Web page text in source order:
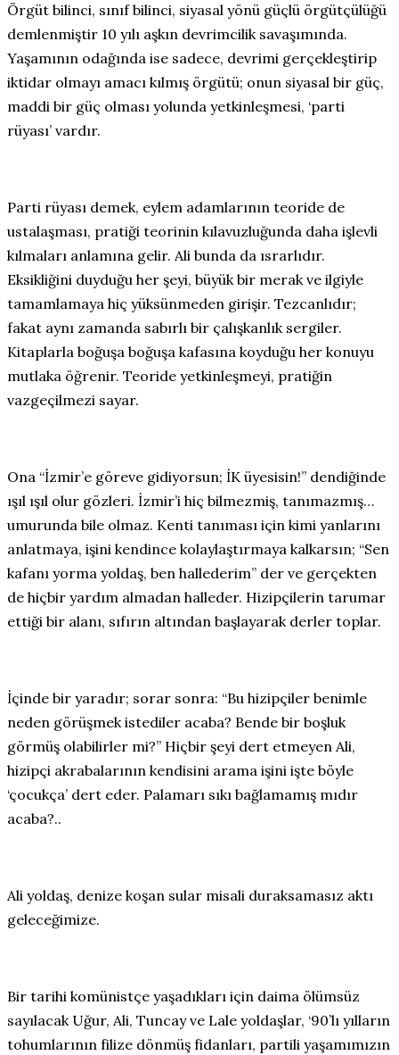
Örgüt bilinci, sınıf bilinci, siyasal yönü güçlü örgütçülüğü
demlenmiştir 10 yılı aşkın devrimcilik savaşımında.
Yaşamının odağında ise sadece, devrimi gerçekleştirip
iktidar olmayı amacı kılmış örgütü; onun siyasal bir güç,
maddi bir güç olması yolunda yetkinleşmesi, ‘parti
rüyası’ vardır.
Parti rüyası demek, eylem adamlarının teoride de
ustalaşması, pratiği teorinin kılavuzluğunda daha işlevli
kılmaları anlamına gelir. Ali bunda da ısrarlıdır.
Eksikliğini duyduğu her şeyi, büyük bir merak ve ilgiyle
tamamlamaya hiç yüksünmeden girişir. Tezcanlıdır;
fakat aynı zamanda sabırlı bir çalışkanlık sergiler.
Kitaplarla boğuşa boğuşa kafasına koyduğu her konuyu
mutlaka öğrenir. Teoride yetkinleşmeyi, pratiğin
vazgeçilmezi sayar.
Ona “İzmir’e göreve gidiyorsun; İK üyesisin!” dendiğinde
ışıl ışıl olur gözleri. İzmir’i hiç bilmezmiş, tanımazmış…
umurunda bile olmaz. Kenti tanıması için kimi yanlarını
anlatmaya, işini kendince kolaylaştırmaya kalkarsın; “Sen
kafanı yorma yoldaş, ben hallederim” der ve gerçekten
de hiçbir yardım almadan halleder. Hizipçilerin tarumar
ettiği bir alanı, sıfırın altından başlayarak derler toplar.
İçinde bir yaradır; sorar sonra: “Bu hizipçiler benimle
neden görüşmek istediler acaba? Bende bir boşluk
görmüş olabilirler mi?” Hiçbir şeyi dert etmeyen Ali,
hizipçi akrabalarının kendisini arama işini işte böyle
‘çocukça’ dert eder. Palamarı sıkı bağlamamış mıdır
acaba?..
Ali yoldaş, denize koşan sular misali duraksamasız aktı
geleceğimize.
Bir tarihi komünistçe yaşadıkları için daima ölümsüz
sayılacak Uğur, Ali, Tuncay ve Lale yoldaşlar, ‘90’lı yılların
tohumlarının filize dönmüş fidanları, partili yaşamımızın